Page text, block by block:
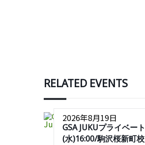
RELATED EVENTS
2026年8月19日
GSA JUKUプライベート
(水)16:00/駒沢桜新町校